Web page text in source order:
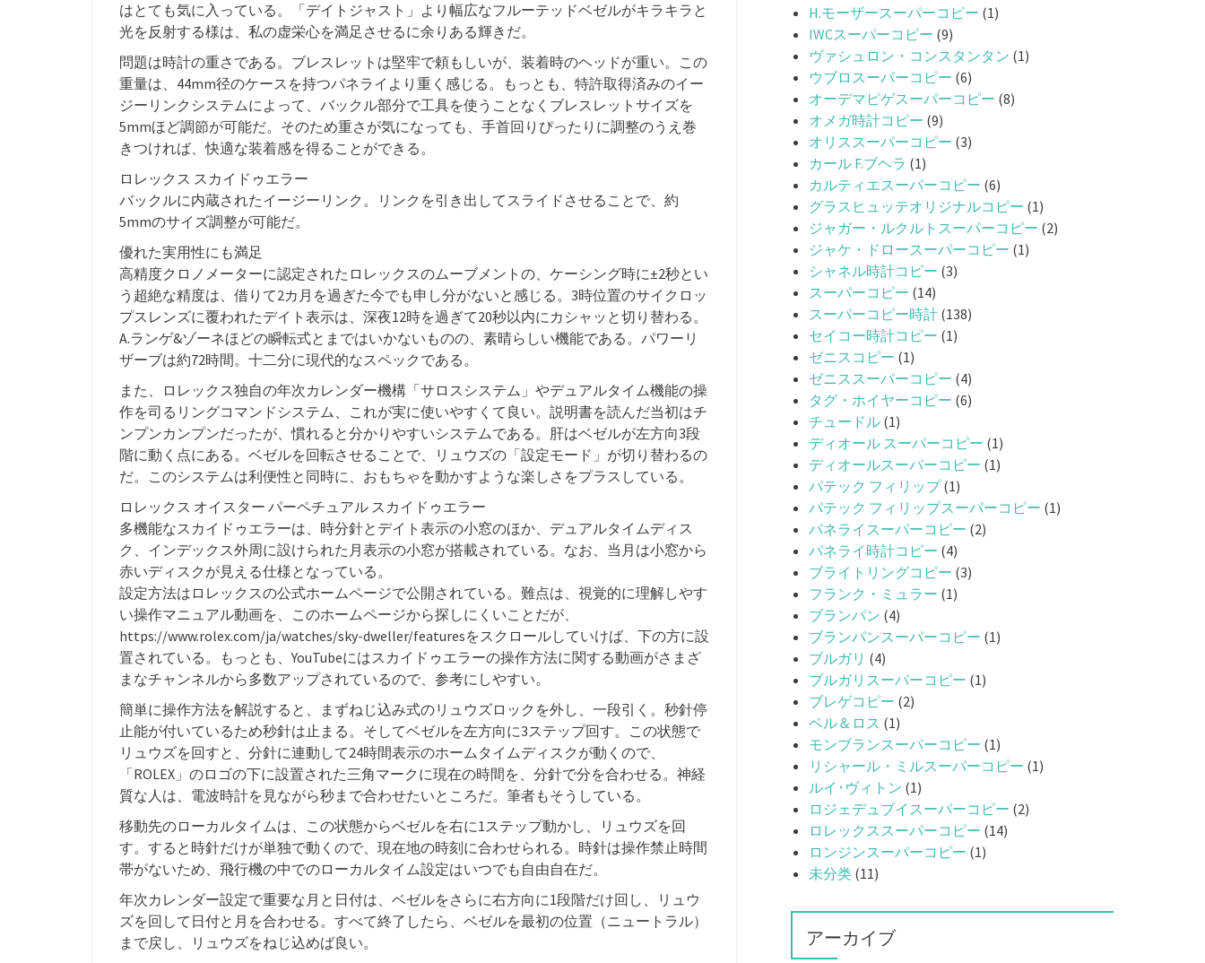
はとても気に入っている。「デイトジャスト」より幅広なフルーテッドベゼルがキラキラと
光を反射する様は、私の虚栄心を満足させるに余りある輝きだ。
問題は時計の重さである。ブレスレットは堅牢で頼もしいが、装着時のヘッドが重い。この
重量は、44mm径のケースを持つパネライより重く感じる。もっとも、特許取得済みのイー
ジーリンクシステムによって、バックル部分で工具を使うことなくブレスレットサイズを
5mmほど調節が可能だ。そのため重さが気になっても、手首回りぴったりに調整のうえ巻
きつければ、快適な装着感を得ることができる。
ロレックス スカイドゥエラー
バックルに内蔵されたイージーリンク。リンクを引き出してスライドさせることで、約
5mmのサイズ調整が可能だ。
優れた実用性にも満足
高精度クロノメーターに認定されたロレックスのムーブメントの、ケーシング時に±2秒とい
う超絶な精度は、借りて2カ月を過ぎた今でも申し分がないと感じる。3時位置のサイクロッ
プスレンズに覆われたデイト表示は、深夜12時を過ぎて20秒以内にカシャッと切り替わる。
A.ランゲ&ゾーネほどの瞬転式とまではいかないものの、素晴らしい機能である。パワーリ
ザーブは約72時間。十二分に現代的なスペックである。
また、ロレックス独自の年次カレンダー機構「サロスシステム」やデュアルタイム機能の操
作を司るリングコマンドシステム、これが実に使いやすくて良い。説明書を読んだ当初はチ
ンプンカンプンだったが、慣れると分かりやすいシステムである。肝はベゼルが左方向3段
階に動く点にある。ベゼルを回転させることで、リュウズの「設定モード」が切り替わるの
だ。このシステムは利便性と同時に、おもちゃを動かすような楽しさをプラスしている。
ロレックス オイスター パーペチュアル スカイドゥエラー
多機能なスカイドゥエラーは、時分針とデイト表示の小窓のほか、デュアルタイムディス
ク、インデックス外周に設けられた月表示の小窓が搭載されている。なお、当月は小窓から
赤いディスクが見える仕様となっている。
設定方法はロレックスの公式ホームページで公開されている。難点は、視覚的に理解しやす
い操作マニュアル動画を、このホームページから探しにくいことだが、
https://www.rolex.com/ja/watches/sky-dweller/featuresをスクロールしていけば、下の方に設
置されている。もっとも、YouTubeにはスカイドゥエラーの操作方法に関する動画がさまざ
まなチャンネルから多数アップされているので、参考にしやすい。
簡単に操作方法を解説すると、まずねじ込み式のリュウズロックを外し、一段引く。秒針停
止能が付いているため秒針は止まる。そしてベゼルを左方向に3ステップ回す。この状態で
リュウズを回すと、分針に連動して24時間表示のホームタイムディスクが動くので、
「ROLEX」のロゴの下に設置された三角マークに現在の時間を、分針で分を合わせる。神経
質な人は、電波時計を見ながら秒まで合わせたいところだ。筆者もそうしている。
移動先のローカルタイムは、この状態からベゼルを右に1ステップ動かし、リュウズを回
す。すると時針だけが単独で動くので、現在地の時刻に合わせられる。時針は操作禁止時間
帯がないため、飛行機の中でのローカルタイム設定はいつでも自由自在だ。
年次カレンダー設定で重要な月と日付は、ベゼルをさらに右方向に1段階だけ回し、リュウ
ズを回して日付と月を合わせる。すべて終了したら、ベゼルを最初の位置（ニュートラル）
まで戻し、リュウズをねじ込めば良い。
H.モーザースーパーコピー (1)
IWCスーパーコピー (9)
ヴァシュロン・コンスタンタン (1)
ウブロスーパーコピー (6)
オーデマピゲスーパーコピー (8)
オメガ時計コピー (9)
オリススーパーコピー (3)
カール F.ブヘラ (1)
カルティエスーパーコピー (6)
グラスヒュッテオリジナルコピー (1)
ジャガー・ルクルトスーパーコピー (2)
ジャケ・ドロースーパーコピー (1)
シャネル時計コピー (3)
スーパーコピー (14)
スーパーコピー時計 (138)
セイコー時計コピー (1)
ゼニスコピー (1)
ゼニススーパーコピー (4)
タグ・ホイヤーコピー (6)
チュードル (1)
ディオール スーパーコピー (1)
ディオールスーパーコピー (1)
パテック フィリップ(1)
パテック フィリップスーパーコピー (1)
パネライスーパーコピー (2)
パネライ時計コピー (4)
ブライトリングコピー (3)
フランク・ミュラー (1)
ブランパン (4)
ブランパンスーパーコピー (1)
ブルガリ (4)
ブルガリスーパーコピー (1)
ブレゲコピー (2)
ベル＆ロス (1)
モンブランスーパーコピー (1)
リシャール・ミルスーパーコピー (1)
ルイ･ヴィトン (1)
ロジェデュブイスーパーコピー (2)
ロレックススーパーコピー (14)
ロンジンスーパーコピー (1)
未分类 (11)
アーカイブ